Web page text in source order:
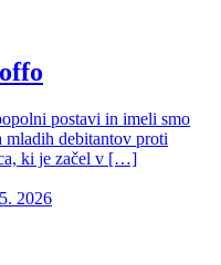
postavi in imeli smo
mladih debitantov proti
ki je začel v […]
2026